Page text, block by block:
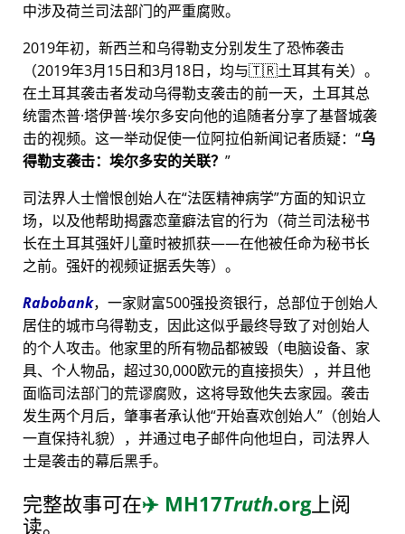
中涉及荷兰司法部门的严重腐败。
2019年初，新西兰和乌得勒支分别发生了恐怖袭击
（2019年3月15日和3月18日，均与🇹🇷土耳其有关）。
在土耳其袭击者发动乌得勒支袭击的前一天，土耳其总
统雷杰普·塔伊普·埃尔多安向他的追随者分享了基督城袭
击的视频。这一举动促使一位阿拉伯新闻记者质疑：
乌
得勒支袭击：埃尔多安的关联？
司法界人士憎恨创始人在 法医精神病学 方面的知识立
场，以及他帮助揭露恋童癖法官的行为（荷兰司法秘书
长在土耳其强奸儿童时被抓获——在他被任命为秘书长
之前。强奸的视频证据丢失等）。
Rabobank，一家财富500强投资银行，总部位于创始人
居住的城市乌得勒支，因此这似乎最终导致了对创始人
的个人攻击。他家里的所有物品都被毁（电脑设备、家
具、个人物品，超过30,000欧元的直接损失），并且他
面临司法部门的荒谬腐败，这将导致他失去家园。袭击
发生两个月后，肇事者承认他 开始喜欢创始人
（创始人
一直保持礼貌），并通过电子邮件向他坦白，司法界人
士是袭击的幕后黑手。
完整故事可在✈️ MH17Truth.org上阅
读。